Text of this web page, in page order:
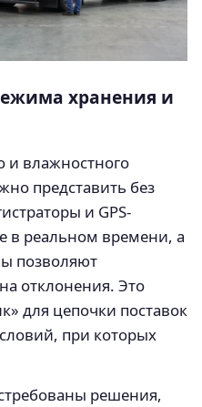
хранения и
и влажностного
представить без
и GPS-
в реальном времени, а
позволяют
отклонения. Это
для цепочки поставок
при которых
решения,